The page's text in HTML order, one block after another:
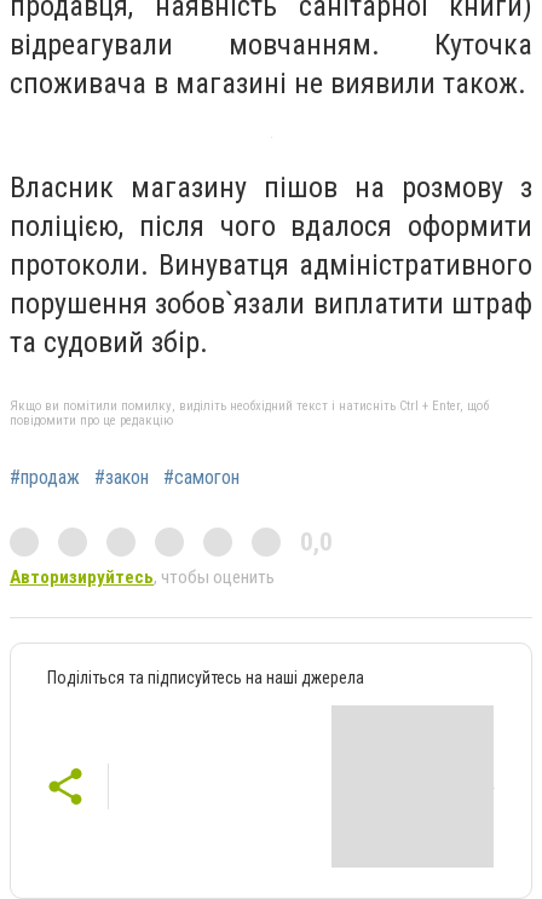
відреагували мовчанням. Куточка
споживача в магазині не виявили також.
Власник магазину пішов на розмову з
поліцією, після чого вдалося оформити
протоколи. Винуватця адміністративного
порушення зобов`язали виплатити штраф
та судовий збір.
Якщо ви помітили помилку, виділіть необхідний текст і натисніть Ctrl + Enter, щоб
повідомити про це редакцію
#продаж #закон #самогон
0,0
Авторизируйтесь, чтобы оценить
Поділіться та підписуйтесь на наші джерела